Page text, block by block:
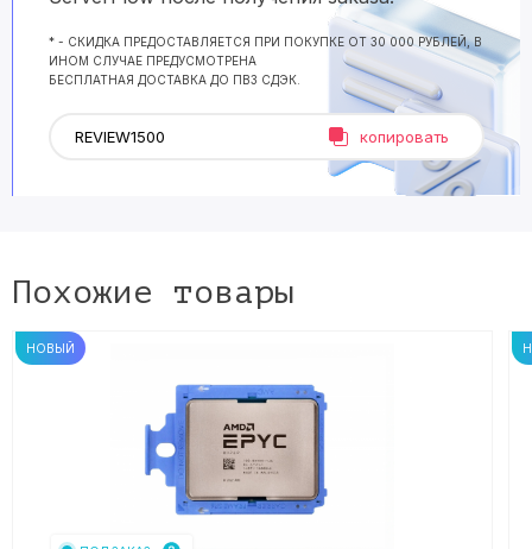
* - СКИДКА ПРЕДОСТАВЛЯЕТСЯ ПРИ ПОКУПКЕ ОТ 30 000 РУБЛЕЙ, В
ИНОМ СЛУЧАЕ ПРЕДУСМОТРЕНА
БЕСПЛАТНАЯ ДОСТАВКА ДО ПВЗ СДЭК.
копировать
Похожие товары
НОВЫЙ